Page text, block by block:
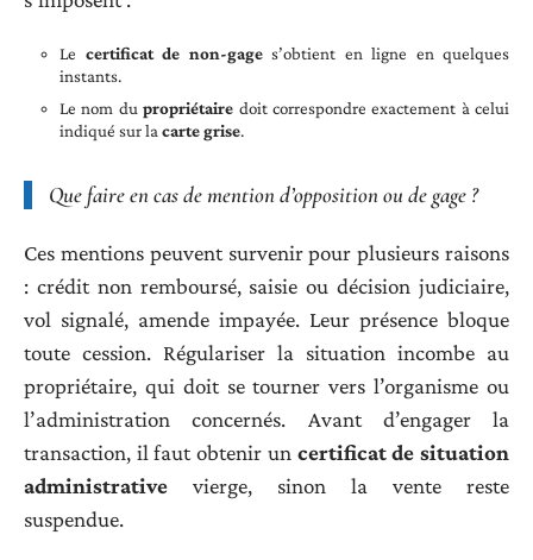
Le certificat de non-gages’obtient en ligne en quelques
instants.
Le nom dupropriétaire doit correspondre exactement à celui
indiqué sur lacarte grise.
Que faire en cas de mention d’opposition ou de gage ?
Ces mentions peuvent survenir pour plusieurs raisons
: crédit non remboursé, saisie ou décision judiciaire,
vol signalé, amende impayée. Leur présence bloque
toute cession. Régulariser la situation incombe au
propriétaire, qui doit se tourner vers l’organisme ou
l’administration concernés. Avant d’engager la
transaction, il faut obtenir un certificat de situation
administrative vierge, sinon la vente reste
suspendue.